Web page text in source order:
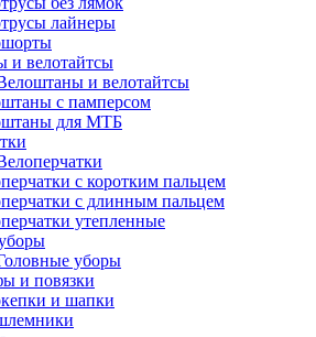
лайнеры
и велотайтсы
и велотайтсы
с памперсом
для МТБ
с коротким пальцем
с длинным пальцем
утепленные
уборы
и повязки
и шапки